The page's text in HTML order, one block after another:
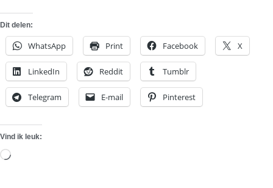
Dit delen:
WhatsApp Print Facebook X
LinkedIn Reddit Tumblr
Telegram E-mail Pinterest
Vind ik leuk:
Aan